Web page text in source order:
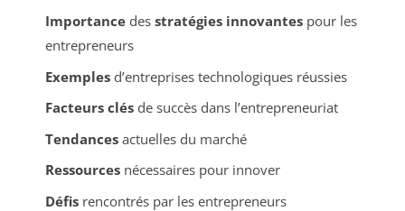
Importancedes stratégies innovantespour les
entrepreneurs
Exemplesd’entreprises technologiques réussies
Facteurs clésde succès dans l’entrepreneuriat
Tendancesactuelles du marché
Ressourcesnécessaires pour innover
Défisrencontrés par les entrepreneurs